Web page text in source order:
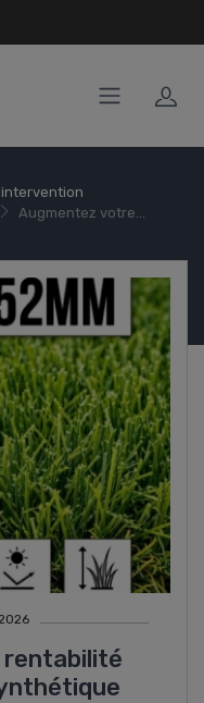
Augmentez votre...